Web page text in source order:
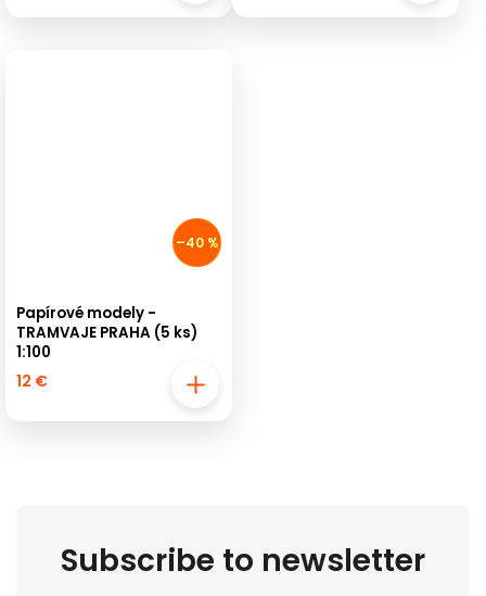
–40 %
Papírové modely -
TRAMVAJE PRAHA (5 ks)
1:100
12 €
Subscribe to newsletter